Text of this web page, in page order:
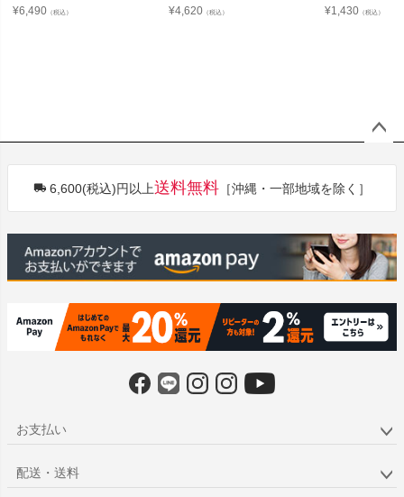
¥6,490 （税込）
¥4,620 （税込）
¥1,430 （税込）
へ
6,600(税込)円以上送料無料 ［沖縄・一部地域を除く］
お支払い
配送・送料